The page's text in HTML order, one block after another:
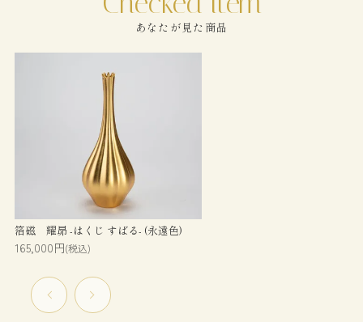
あなたが見た商品
箔磁 耀昴 -はくじ すばる- (永遠色)
165,000円(税込)